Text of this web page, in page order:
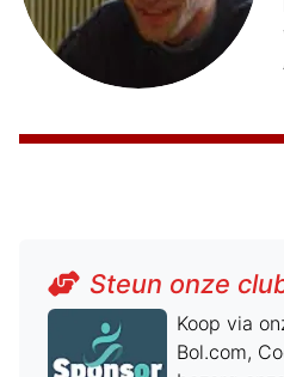
Steun onze
Koop via
Bol.com,